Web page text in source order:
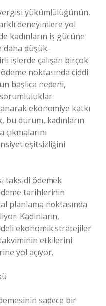
yükümlülüğünün,
deneyimlere yol
kadınların iş gücüne
daha düşük.
işlerde çalışan birçok
noktasında ciddi
başlıca nedeni,
ekonomiye katkı
bu durum, kadınların
eşitsizliğini
taksidi ödemek
tarihlerinin
planlama noktasında
Kadınların,
ekonomik stratejiler
etkilerini
yol açıyor.
sadece bir